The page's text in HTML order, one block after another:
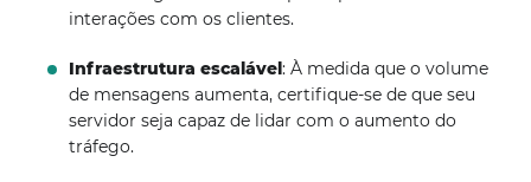
interações com os clientes.
Infraestrutura escalável: À medida que o volume
de mensagens aumenta, certifique-se de que seu
servidor seja capaz de lidar com o aumento do
tráfego.